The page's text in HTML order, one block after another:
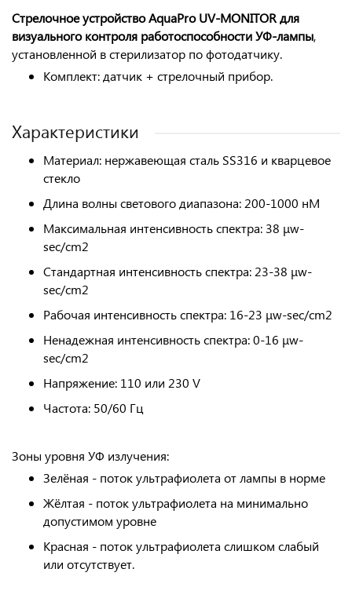
Стрелочное устройство AquaPro UV-MONITOR для
визуального контроля работоспособности УФ-лампы,
установленной в стерилизатор по фотодатчику.
Комплект: датчик + стрелочный прибор.
Характеристики
Материал: нержавеющая сталь SS316 и кварцевое
стекло
Длина волны светового диапазона: 200-1000 нМ
Максимальная интенсивность спектра: 38 μw-
sec/cm2
Стандартная интенсивность спектра: 23-38 μw-
sec/cm2
Рабочая интенсивность спектра: 16-23 μw-sec/cm2
Ненадежная интенсивность спектра: 0-16 μw-
sec/cm2
Напряжение: 110 или 230 V
Частота: 50/60 Гц
Зоны уровня УФ излучения:
Зелёная - поток ультрафиолета от лампы в норме
Жёлтая - поток ультрафиолета на минимально
допустимом уровне
Красная - поток ультрафиолета слишком слабый
или отсутствует.